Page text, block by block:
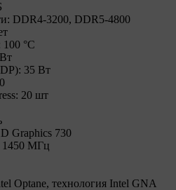
DDR4-3200, DDR5-4800
100 °C
35 Вт
20 шт
Graphics 730
1450 МГц
Optane, технология Intel GNA